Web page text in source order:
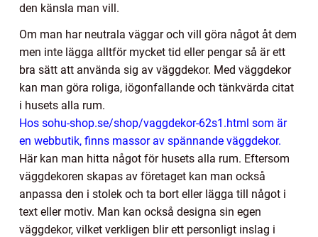
den känsla man vill.
Om man har neutrala väggar och vill göra något åt dem
men inte lägga alltför mycket tid eller pengar så är ett
bra sätt att använda sig av väggdekor. Med väggdekor
kan man göra roliga, iögonfallande och tänkvärda citat
i husets alla rum.
Hos sohu-shop.se/shop/vaggdekor-62s1.html som är
en webbutik, finns massor av spännande väggdekor.
Här kan man hitta något för husets alla rum. Eftersom
väggdekoren skapas av företaget kan man också
anpassa den i stolek och ta bort eller lägga till något i
text eller motiv. Man kan också designa sin egen
väggdekor, vilket verkligen blir ett personligt inslag i